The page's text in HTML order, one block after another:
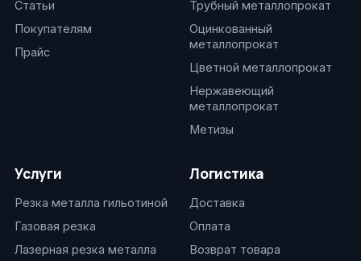
Статьи
Покупателям
Прайс
Трубный металлопрокат
Оцинкованный
металлопрокат
Цветной металлопрокат
Нержавеющий
металлопрокат
Метизы
Услуги
Резка металла гильотиной
Газовая резка
Лазерная резка металла
Логистика
Доставка
Оплата
Возврат товара